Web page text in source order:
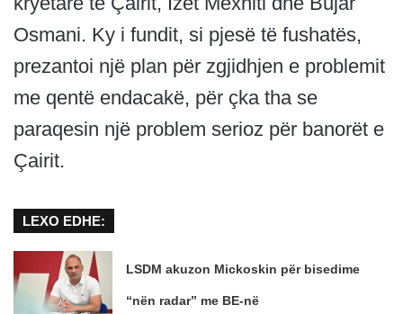
Osmani. Ky i fundit, si pjesë të fushatës,
prezantoi një plan për zgjidhjen e problemit
me qentë endacakë, për çka tha se
paraqesin një problem serioz për banorët e
Çairit.
LEXO EDHE:
LSDM akuzon Mickoskin për bisedime
“nën radar” me BE-në